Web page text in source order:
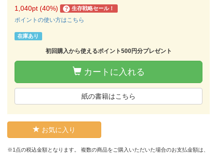
1,040pt (40%) ? 生存戦略セール！
ポイントの使い方はこちら
在庫あり
初回購入から使えるポイント500円分プレゼント
カートに入れる
紙の書籍はこちら
お気に入り
※1点の税込金額となります。 複数の商品をご購入いただいた場合のお支払金額は、